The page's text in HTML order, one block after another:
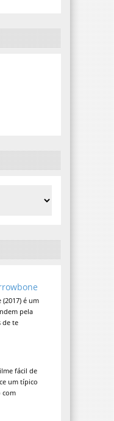
é um
pela
de te
fácil de
um típico
com